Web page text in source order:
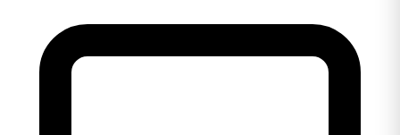
Ligar 0800 106 1111